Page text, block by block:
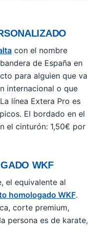
con el nombre
de España en
para alguien que va
internacional o que
línea Extera Pro es
El bordado en el
el cinturón: 1,50€ por
WKF
el equivalente al
homologado WKF.
corte premium,
persona es de karate,